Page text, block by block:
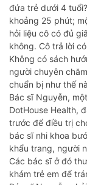
đứa trẻ dưới 4
khoảng 25 phút;
hỏi liệu cô có đủ
không. Cô trả lời
Không có sách
người chuyên
chuẩn bị như thế
Bác sĩ Nguyễn,
DotHouse Health,
trước để điều trị
bác sĩ nhi khoa
khẩu trang, người
Các bác sĩ ở đó
khám trẻ em để